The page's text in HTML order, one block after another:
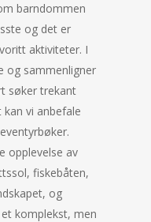
barndommen
og det er
aktiviteter. I
og sammenligner
søker trekant
vi anbefale
opplevelse av
fiskebåten,
og
komplekst, men